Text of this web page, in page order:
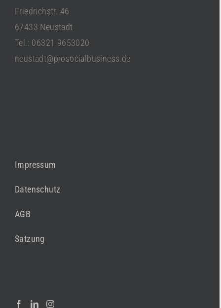
Friedrichstr. 46
67433 Neustadt
Tel.: 06321 9653020
neustadt@prosocialbusiness.de
Impressum
Datenschutz
AGB
Satzung